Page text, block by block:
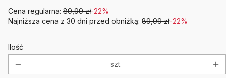
Cena regularna: 89,99 zł-22%
Najniższa cena z 30 dni przed obniżką: 89,99 zł-22%
Ilość
szt.